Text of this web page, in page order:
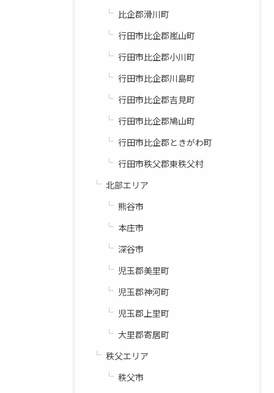
比企郡滑川町
行田市比企郡嵐山町
行田市比企郡小川町
行田市比企郡川島町
行田市比企郡吉見町
行田市比企郡鳩山町
行田市比企郡ときがわ町
行田市秩父郡東秩父村
北部エリア
熊谷市
本庄市
深谷市
児玉郡美里町
児玉郡神河町
児玉郡上里町
大里郡寄居町
秩父エリア
秩父市